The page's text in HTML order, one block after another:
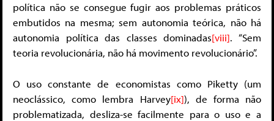
política não se consegue fugir aos problemas práticos
embutidos na mesma; sem autonomia teórica, não há
autonomia política das classes dominadas[viii]. “Sem
teoria revolucionária, não há movimento revolucionário”.
O uso constante de economistas como Piketty (um
neoclássico, como lembra Harvey[ix]), de forma não
problematizada, desliza-se facilmente para o uso e a